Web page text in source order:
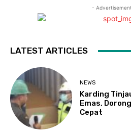
-
LATEST ARTICLES
NEWS
Karding
Emas,
Cepat